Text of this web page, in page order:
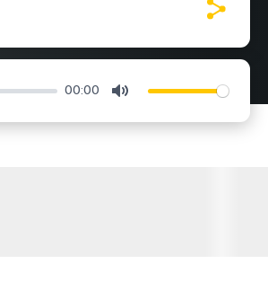
00:00 Mute